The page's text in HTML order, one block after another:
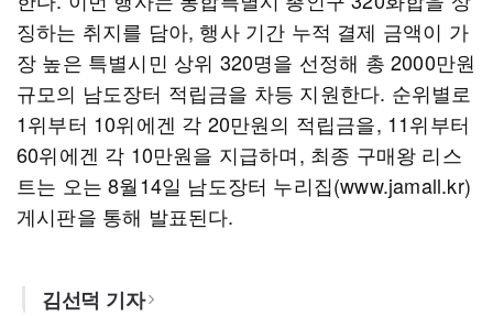
징하는 취지를 담아, 행사 기간 누적 결제 금액이 가
장 높은 특별시민 상위 320명을 선정해 총 2000만원
규모의 남도장터 적립금을 차등 지원한다. 순위별로
1위부터 10위에겐 각 20만원의 적립금을, 11위부터
60위에겐 각 10만원을 지급하며, 최종 구매왕 리스
트는 오는 8월14일 남도장터 누리집(www.jamall.kr)
게시판을 통해 발표된다.
김선덕 기자